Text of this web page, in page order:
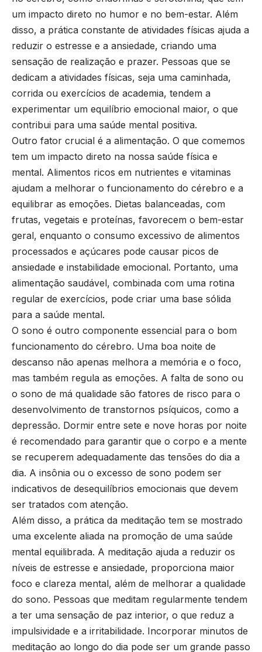
um impacto direto no humor e no bem-estar. Além
disso, a prática constante de atividades físicas ajuda a
reduzir o estresse e a ansiedade, criando uma
sensação de realização e prazer. Pessoas que se
dedicam a atividades físicas, seja uma caminhada,
corrida ou exercícios de academia, tendem a
experimentar um equilíbrio emocional maior, o que
contribui para uma saúde mental positiva.
Outro fator crucial é a alimentação. O que comemos
tem um impacto direto na nossa saúde física e
mental. Alimentos ricos em nutrientes e vitaminas
ajudam a melhorar o funcionamento do cérebro e a
equilibrar as emoções. Dietas balanceadas, com
frutas, vegetais e proteínas, favorecem o bem-estar
geral, enquanto o consumo excessivo de alimentos
processados e açúcares pode causar picos de
ansiedade e instabilidade emocional. Portanto, uma
alimentação saudável, combinada com uma rotina
regular de exercícios, pode criar uma base sólida
para a saúde mental.
O sono é outro componente essencial para o bom
funcionamento do cérebro. Uma boa noite de
descanso não apenas melhora a memória e o foco,
mas também regula as emoções. A falta de sono ou
o sono de má qualidade são fatores de risco para o
desenvolvimento de transtornos psíquicos, como a
depressão. Dormir entre sete e nove horas por noite
é recomendado para garantir que o corpo e a mente
se recuperem adequadamente das tensões do dia a
dia. A insônia ou o excesso de sono podem ser
indicativos de desequilíbrios emocionais que devem
ser tratados com atenção.
Além disso, a prática da meditação tem se mostrado
uma excelente aliada na promoção de uma saúde
mental equilibrada. A meditação ajuda a reduzir os
níveis de estresse e ansiedade, proporciona maior
foco e clareza mental, além de melhorar a qualidade
do sono. Pessoas que meditam regularmente tendem
a ter uma sensação de paz interior, o que reduz a
impulsividade e a irritabilidade. Incorporar minutos de
meditação ao longo do dia pode ser um grande passo